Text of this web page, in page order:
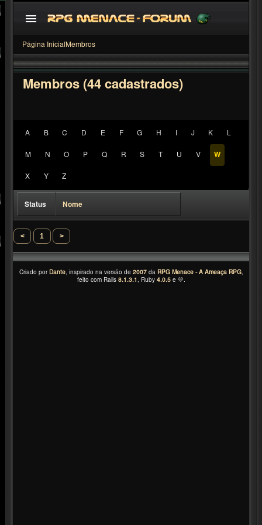
Página Inicial Membros
Membros (44 cadastrados)
A B C D E F G H J K L
M N O P Q R S U V W
X Y Z
>
Status Nome
< 1 >
Criado por Dante, inspirado na versão de 2007 da RPG Menace - A Ameaça RPG,
feito com Rails 8.1.3.1 , Ruby 4.0.5e 💛.